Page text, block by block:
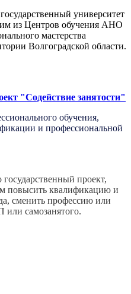
университет
из Центров обучения АНО
мастерства
Волгоградской области.
"Содействие занятости"
обучения,
и профессиональной
государственный проект,
повысить квалификацию и
сменить профессию или
или самозанятого.